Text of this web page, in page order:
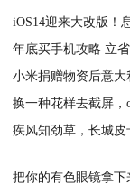
iOS14迎来大改版！
年底买手机攻略 立
小米捐赠物资后意大
换一种花样去截屏，
疾风知劲草，长城
把你的有色眼镜拿